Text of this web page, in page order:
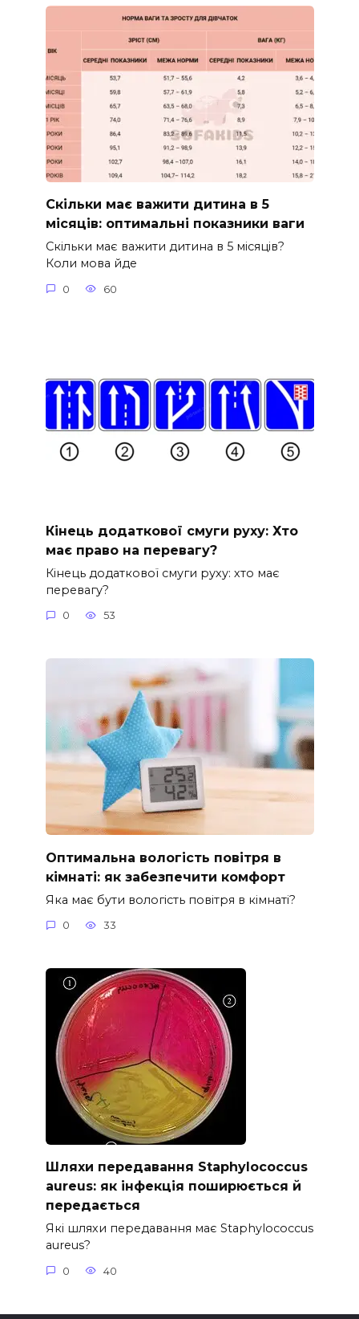
Скільки має важити дитина в 5
місяців: оптимальні показники ваги
Скільки має важити дитина в 5 місяців?
Коли мова йде
0 60
Кінець додаткової смуги руху: Хто
має право на перевагу?
Кінець додаткової смуги руху: хто має
перевагу?
0 53
Оптимальна вологість повітря в
кімнаті: як забезпечити комфорт
Яка має бути вологість повітря в кімнаті?
0 33
Шляхи передавання Staphylococcus
aureus: як інфекція поширюється й
передається
Які шляхи передавання має Staphylococcus
aureus?
0 40